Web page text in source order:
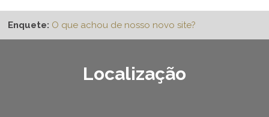
Enquete: O que achou de nosso novo site?
Localização